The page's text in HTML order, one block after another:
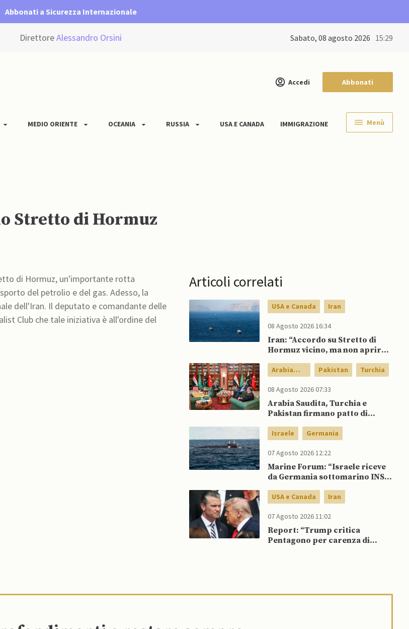
Abbonati a Sicurezza Internazionale
DirettoreAlessandro Orsini sabato, 08 agosto 2026 15:29
Accedi Abbonati
MEDIO ORIENTE OCEANIA RUSSIA USA E CANADA IMMIGRAZIONE Menù
Stretto di Hormuz
di Hormuz, un'importante rotta
del petrolio e del gas. Adesso, la
dell'Iran. Il deputato e comandante delle
Club che tale iniziativa è all'ordine del
Articoli correlati
USA e Canada Iran
08 Agosto 2026 16:34
Iran: “Accordo su Stretto di
Hormuz vicino, ma non aprirà il
Arabia
Saudita
Pakistan Turchia
08 Agosto 2026 07:33
Arabia Saudita, Turchia e
Pakistan firmano patto di
Israele Germania
07 Agosto 2026 12:22
Marine Forum: “Israele riceve
da Germania sottomarino INS
USA e Canada Iran
07 Agosto 2026 11:02
Report: “Trump critica
Pentagono per carenza di